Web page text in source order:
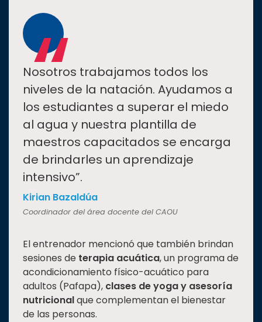
“
Nosotros trabajamos todos los
niveles de la natación. Ayudamos a
los estudiantes a superar el miedo
al agua y nuestra plantilla de
maestros capacitados se encarga
de brindarles un aprendizaje
intensivo”.
Kirian Bazaldúa
Coordinador del área docente del CAOU
El entrenador mencionó que también brindan
sesiones de terapia acuática, un programa de
acondicionamiento físico-acuático para
adultos (Pafapa), clases de yogay asesoría
nutricionalque complementan el bienestar
de las personas.